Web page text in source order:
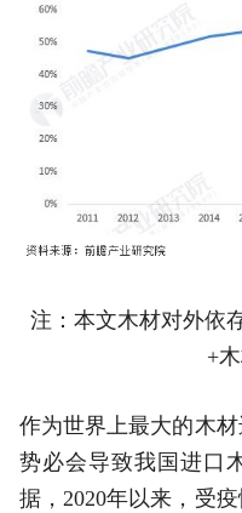
注：本文木材对外依
+
作为世界上最大的木
势必会导致我国进口
据，2020年以来，受